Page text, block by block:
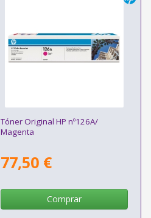
Tóner Original HP nº126A/
Magenta
77,50 €
Comprar